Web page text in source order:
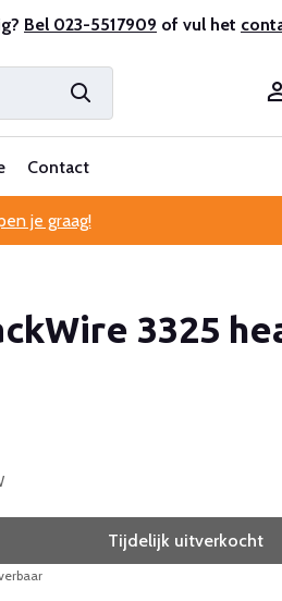
Professionele
Bel 023-5517909 of vul het
Account
Contact
je graag!
3325
Tijdelijk uitverkocht